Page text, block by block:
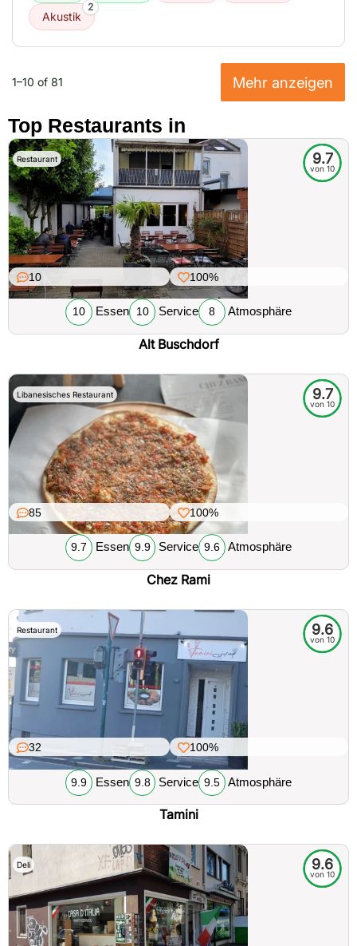
Akustik
2
1–10 of 81 Mehr anzeigen
Top Restaurants in
Restaurant 9.7
von 10
10 100%
10 Essen 10 Service 8 Atmosphäre
Alt Buschdorf
Libanesisches Restaurant 9.7
von 10
85 100%
9.7 Essen 9.9 Service 9.6 Atmosphäre
Chez Rami
Restaurant 9.6
von 10
32 100%
9.9 Essen 9.8 Service 9.5 Atmosphäre
Tamini
Deli 9.6
von 10